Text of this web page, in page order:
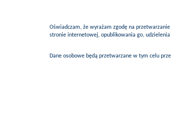
Oświadczam, że wyrażam zgodę na
stronie internetowej, opublikowania go, udzielenia
Dane osobowe będą przetwarzane w tym celu